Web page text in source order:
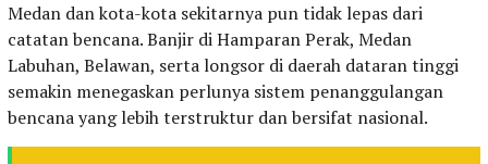
Medan dan kota-kota sekitarnya pun tidak lepas dari
catatan bencana. Banjir di Hamparan Perak, Medan
Labuhan, Belawan, serta longsor di daerah dataran tinggi
semakin menegaskan perlunya sistem penanggulangan
bencana yang lebih terstruktur dan bersifat nasional.